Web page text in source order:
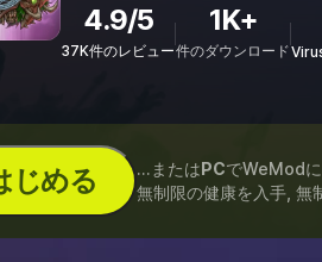
4.9/5
37K件のレビュー
1K+
件のダウンロード
じめる ...またはPCでWeMod
無制限の健康を入手, 無